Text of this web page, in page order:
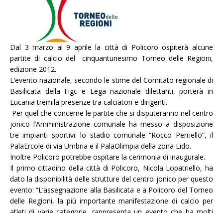
Dal 3 marzo al 9 aprile la città di Policoro ospiterà alcune
partite di calcio del cinquantunesimo Torneo delle Regioni,
edizione 2012.
L’evento nazionale, secondo le stime del Comitato regionale di
Basilicata della Figc e Lega nazionale dilettanti, porterà in
Lucania tremila presenze tra calciatori e dirigenti.
Per quel che concerne le partite che si disputeranno nel centro
jonico l’Amministrazione comunale ha messo a disposizione
tre impianti sportivi: lo stadio comunale “Rocco Perriello”, il
PalaErcole di via Umbria e il PalaOlimpia della zona Lido.
Inoltre Policoro potrebbe ospitare la cerimonia di inaugurale.
Il primo cittadino della città di Policoro, Nicola Lopatriello, ha
dato la disponibilità delle strutture del centro jonico per questo
evento: “L’assegnazione alla Basilicata e a Policoro del Torneo
delle Regioni, la più importante manifestazione di calcio per